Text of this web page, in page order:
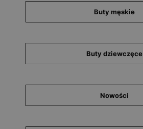
Buty męskie
Buty dziewczęce
Nowości